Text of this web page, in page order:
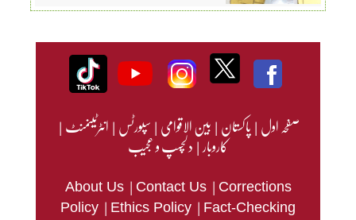
صفحہ اول|پاکستان|بین الاقوامی|سپورٹس|انٹرٹینمنٹ|
کاروبار|دلچسپ و عجیب
About Us | Contact Us | Corrections
Policy | Ethics Policy | Fact-Checking